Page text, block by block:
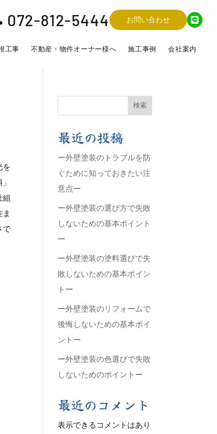
072-812-5444 お問い合わせ
工事 不動産・物件オーナー様へ 施工事例 会社案内
を
組
で
検索
最近の投稿
ー外壁塗装のトラブルを防
ぐために知っておきたい注
意点ー
ー外壁塗装の選び方で失敗
しないための基本ポイント
ー
ー外壁塗装の塗料選びで失
敗しないための基本ポイン
トー
ー外壁塗装のリフォームで
後悔しないための基本ポイ
ントー
ー外壁塗装の色選びで失敗
しないためのポイントー
最近のコメント
表示できるコメントはあり